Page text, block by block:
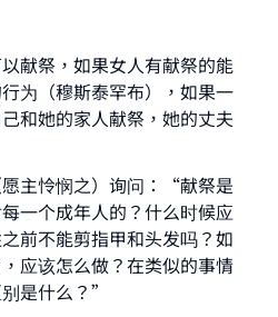
献祭，如果女人有献祭的能
为（穆斯泰罕布），如果一
和她的家人献祭，她的丈夫
主怜悯之）询问：“献祭是
一个成年人的？什么时候应
前不能剪指甲和头发吗？如
应该怎么做？在类似的事情
是什么？”